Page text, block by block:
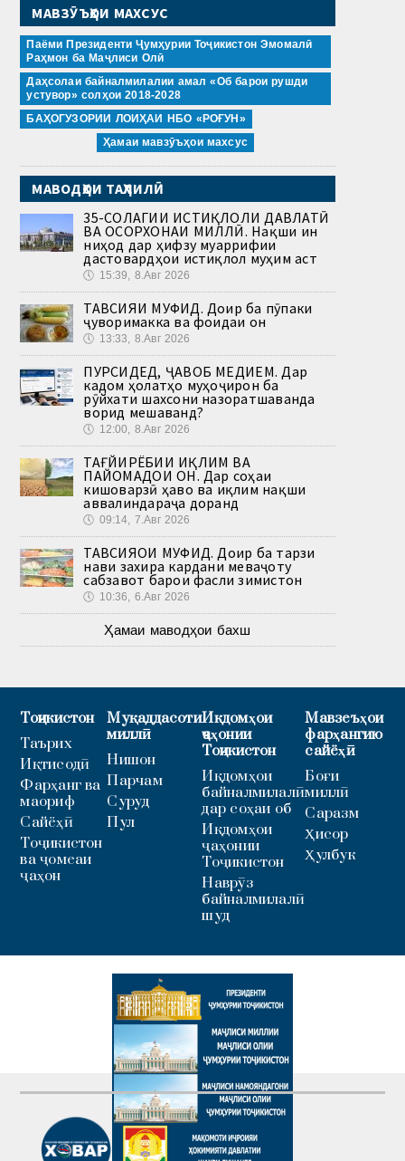
МАВЗӮЪҲОИ МАХСУС
Паёми Президенти Ҷумҳурии Тоҷикистон Эмомалӣ
Раҳмон ба Маҷлиси Олӣ
Даҳсолаи байналмилалии амал «Об барои рушди
устувор» солҳои 2018-2028
БАҲОГУЗОРИИ ЛОИҲАИ НБО «РОҒУН»
Ҳамаи мавзӯъҳои махсус
МАВОДҲОИ ТАҲЛИЛӢ
35-СОЛАГИИ ИСТИҚЛОЛИ ДАВЛАТӢ
ВА ОСОРХОНАИ МИЛЛӢ. Нақши ин
ниҳод дар ҳифзу муаррифии
дастовардҳои истиқлол муҳим аст
🕔 15:39, 8.Авг 2026
ТАВСИЯИ МУФИД. Доир ба пӯпаки
ҷуворимакка ва фоидаи он
🕔 13:33, 8.Авг 2026
ПУРСИДЕД, ҶАВОБ МЕДИҲЕМ. Дар
кадом ҳолатҳо муҳоҷирон ба
рӯйхати шахсони назоратшаванда
ворид мешаванд?
🕔 12:00, 8.Авг 2026
ТАҒЙИРЁБИИ ИҚЛИМ ВА
ПАЙОМАДҲОИ ОН. Дар соҳаи
кишоварзӣ ҳаво ва иқлим нақши
аввалиндараҷа доранд
🕔 09:14, 7.Авг 2026
ТАВСИЯҲОИ МУФИД. Доир ба тарзи
нави захира кардани меваҷоту
сабзавот барои фасли зимистон
🕔 10:36, 6.Авг 2026
Ҳамаи маводҳои бахш
Тоҷикистон
Таърих
Иқтисодӣ
Фарҳанг ва
маориф
Сайёҳӣ
Тоҷикистон
ва ҷомеаи
ҷаҳон
Муқаддасоти
миллӣ
Нишон
Парчам
Суруд
Пул
Иқдомҳои
ҷаҳонии
Тоҷикистон
Иқдомҳои
байналмилалӣ
дар соҳаи об
Иқдомҳои
ҷаҳонии
Тоҷикистон
Наврӯз
байналмилалӣ
шуд
Мавзеъҳои
фарҳангию
сайёҳӣ
Боғи
миллӣ
Саразм
Ҳисор
Ҳулбук